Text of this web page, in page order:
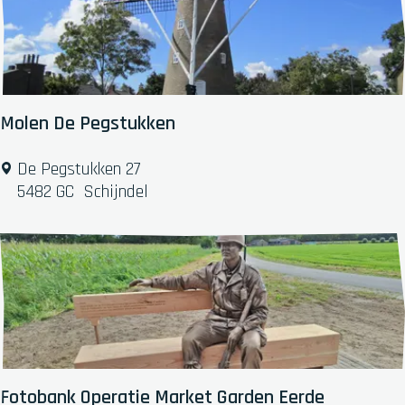
i
b
o
s
cMolen De Pegstukken
M
e
n
D
e
P
e
g
s
De Pegstukken 27
5482 GC Schijndel
Fotobank Operatie Market Garden Eerde